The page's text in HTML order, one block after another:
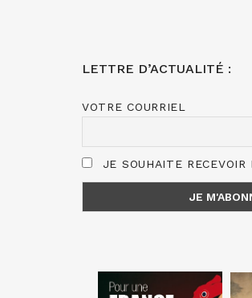
LETTRE D’ACTUALITÉ :
VOTRE COURRIEL
JE SOUHAITE